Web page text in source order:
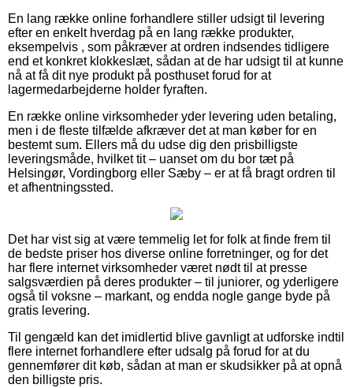
En lang række online forhandlere stiller udsigt til levering
efter en enkelt hverdag på en lang række produkter,
eksempelvis , som påkræver at ordren indsendes tidligere
end et konkret klokkeslæt, sådan at de har udsigt til at kunne
nå at få dit nye produkt på posthuset forud for at
lagermedarbejderne holder fyraften.
En række online virksomheder yder levering uden betaling,
men i de fleste tilfælde afkræver det at man køber for en
bestemt sum. Ellers må du udse dig den prisbilligste
leveringsmåde, hvilket tit – uanset om du bor tæt på
Helsingør, Vordingborg eller Sæby – er at få bragt ordren til
et afhentningssted.
Det har vist sig at være temmelig let for folk at finde frem til
de bedste priser hos diverse online forretninger, og for det
har flere internet virksomheder været nødt til at presse
salgsværdien på deres produkter – til juniorer, og yderligere
også til voksne – markant, og endda nogle gange byde på
gratis levering.
Til gengæld kan det imidlertid blive gavnligt at udforske indtil
flere internet forhandlere efter udsalg på forud for at du
gennemfører dit køb, sådan at man er skudsikker på at opnå
den billigste pris.